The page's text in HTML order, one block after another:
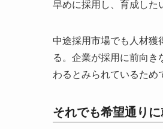
早めに採用し、育成した
中途採用市場でも人材獲
る。企業が採用に前向き
わるとみられているため
それでも希望通り